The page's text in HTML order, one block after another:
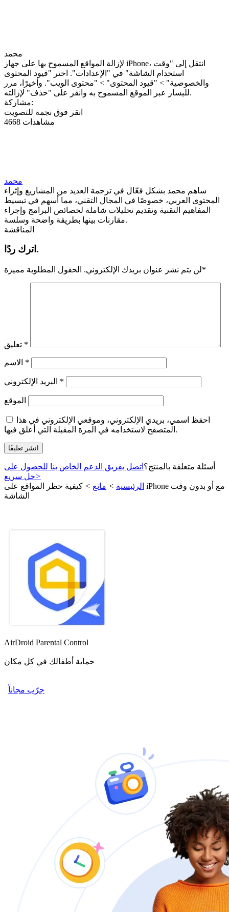
محمد
لإزالة المواقع المسموح بها على جهاز iPhone، انتقل إلى "وقت
استخدام الشاشة" في "الإعدادات". اختر "قيود المحتوى
والخصوصية" > "قيود المحتوى" > "محتوى الويب". وأخيرًا، مرر
لليسار عبر الموقع المسموح به وانقر على "حذف" لإزالته.
مشاركة:
انقر فوق نجمة للتصويت
4668 مشاهدات
محمد
ساهم محمد بشكل فعّال في ترجمة العديد من المشاريع وإثراء
المحتوى العربي، خصوصًا في المجال التقني، مما أسهم في تبسيط
المفاهيم التقنية وتقديم تحليلات شاملة لخصائص البرامج وإجراء
مقارنات بينها بطريقة واضحة وسلسة.
المناقشة
اترك ردًا.
لن يتم نشر عنوان بريدك الإلكتروني. الحقول المطلوبة مميزة *
*
*
*
الموقع
احفظ اسمي، بريدي الإلكتروني، وموقعي الإلكتروني في هذا
المتصفح لاستخدامه في المرة المقبلة التي أعلق فيها.
أسئلة متعلقة بالمنتج؟ اتصل بفريق الدعم الخاص بنا للحصول على
حل سريع>
الرئيسية > مانع > كيفية حظر المواقع على iPhone مع أو بدون وقت
الشاشة
AirDroid Parental Control
حماية أطفالك في كل مكان
جرّب مجاناً